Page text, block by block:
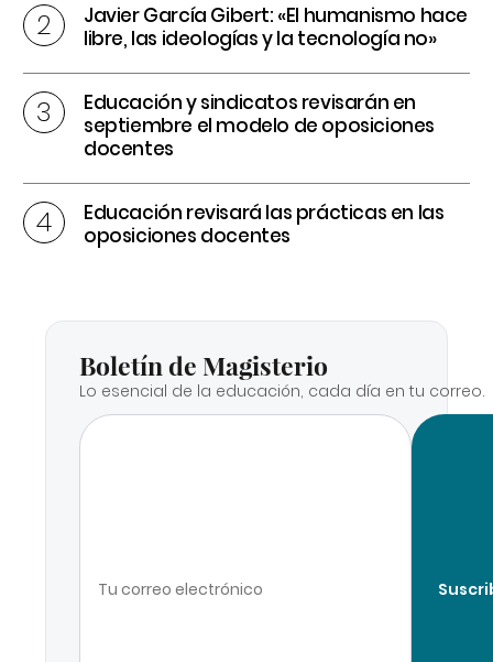
Javier García Gibert: «El humanismo hace
libre, las ideologías y la tecnología no»
Educación y sindicatos revisarán en
septiembre el modelo de oposiciones
docentes
Educación revisará las prácticas en las
oposiciones docentes
Boletín de Magisterio
Lo esencial de la educación, cada día en tu correo.